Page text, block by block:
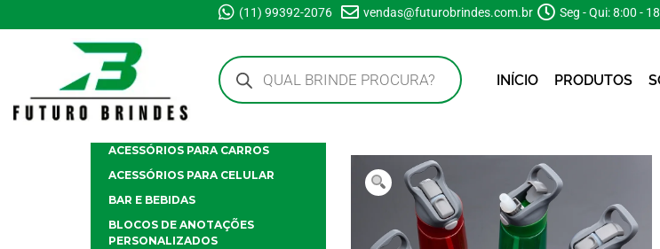
(11) 99392-2076 vendas@futurobrindes.com.br Seg - Qui: 8:00 -
INÍCIO PRODUTOS
ACESSÓRIOS PARA CARROS
ACESSÓRIOS PARA CELULAR
BAR E BEBIDAS
BLOCOS DE ANOTAÇÕES
PERSONALIZADOS